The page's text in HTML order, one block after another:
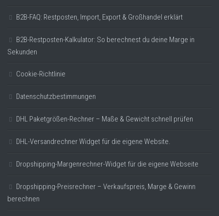
B2B-FAQ: Restposten, Import, Export & Großhandel erklärt
B2B-Restposten-Kalkulator: So berechnest du deine Marge in
Sekunden
Cookie-Richtlinie
Datenschutzbestimmungen
DHL Paketgrößen-Rechner – Maße & Gewicht schnell prüfen
DHL-Versandrechner Widget für die eigene Website.
Dropshipping-Margenrechner-Widget für die eigene Webseite
Dropshipping-Preisrechner – Verkaufspreis, Marge & Gewinn
berechnen